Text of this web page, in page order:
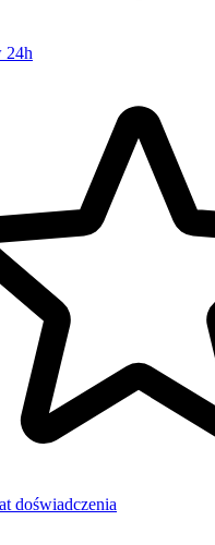
24h
doświadczenia